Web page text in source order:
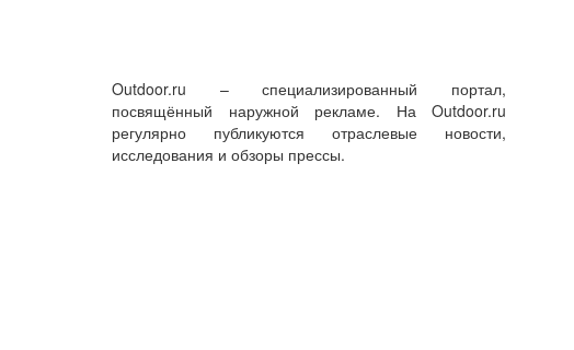
Outdoor.ru – специализированный портал,
посвящённый наружной рекламе. На Outdoor.ru
регулярно публикуются отраслевые новости,
исследования и обзоры прессы.